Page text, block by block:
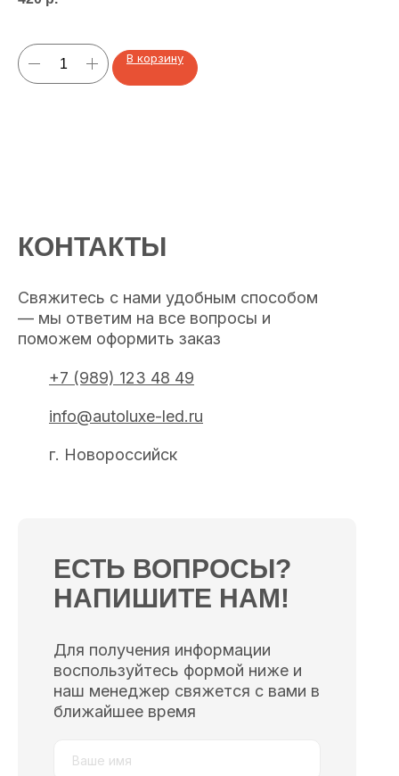
В корзину
КОНТАКТЫ
ЕСТЬ ВОПРОСЫ?
НАПИШИТЕ НАМ!
Свяжитесь с нами удобным способом
— мы ответим на все вопросы и
поможем оформить заказ
Для получения информации
воспользуйтесь формой ниже и
наш менеджер свяжется с вами в
ближайшее время
+7 (989) 123 48 49
info@autoluxe-led.ru
г. Новороссийск